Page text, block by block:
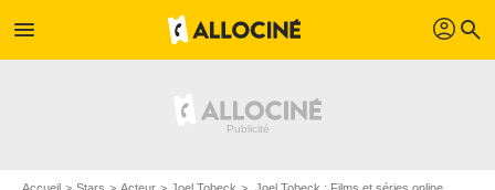
menu profil search